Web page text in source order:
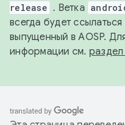
release . Ветка
всегда будет
выпущенный в AOSP.
информации см. раздел